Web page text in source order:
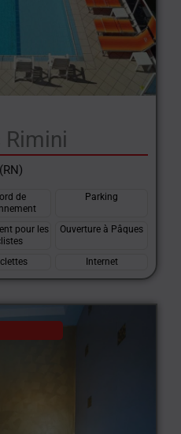
de
Parking
pour les
Ouverture à Pâques
Internet